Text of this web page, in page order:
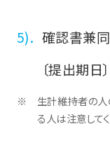
確認書兼
〔提出期日〕
生計維持者の人
る人は注意して